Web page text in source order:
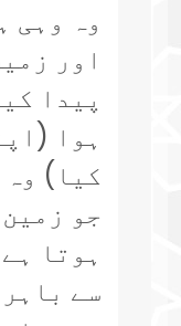
وہ وہی
اور
پیدا
ہوا
کیا)
جو
ہوتا
سے